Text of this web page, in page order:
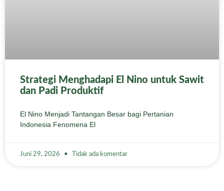
Strategi Menghadapi El Nino untuk Sawit
dan Padi Produktif
El Nino Menjadi Tantangan Besar bagi Pertanian
Indonesia Fenomena El
Juni 29, 2026 Tidak ada komentar